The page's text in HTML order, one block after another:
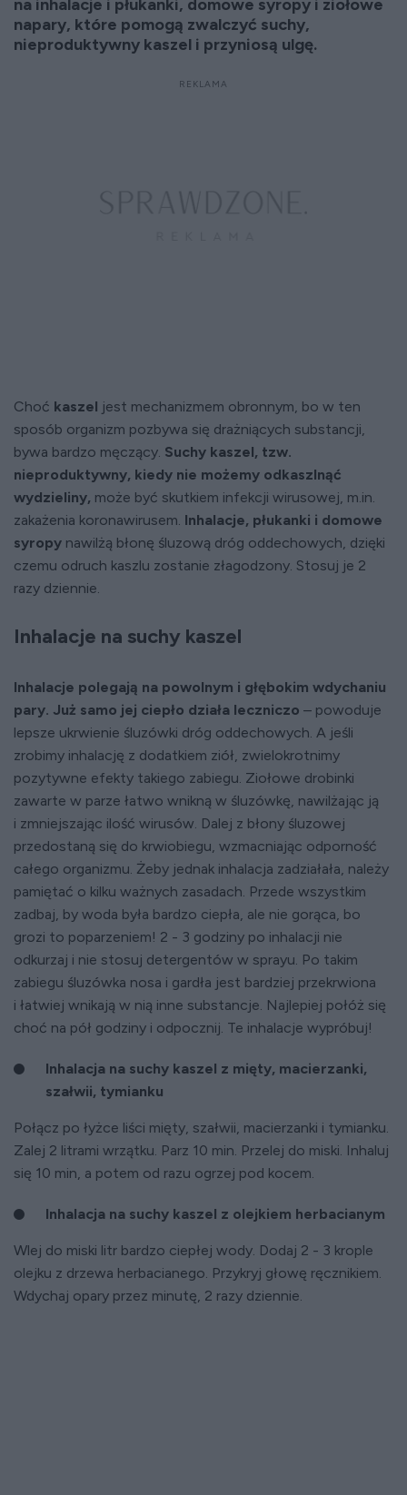
na inhalacje i płukanki, domowe syropy i ziołowe
napary, które pomogą zwalczyć suchy,
nieproduktywny kaszel i przyniosą ulgę.
Choć kaszel jest mechanizmem obronnym, bo w ten
sposób organizm pozbywa się drażniących substancji,
bywa bardzo męczący. Suchy kaszel, tzw.
nieproduktywny, kiedy nie możemy odkaszlnąć
wydzieliny, może być skutkiem infekcji wirusowej, m.in.
zakażenia koronawirusem. Inhalacje, płukanki i domowe
syropy nawilżą błonę śluzową dróg oddechowych, dzięki
czemu odruch kaszlu zostanie złagodzony. Stosuj je 2
razy dziennie.
Inhalacje na suchy kaszel
Inhalacje polegają na powolnym i głębokim wdychaniu
pary. Już samo jej ciepło działa leczniczo – powoduje
lepsze ukrwienie śluzówki dróg oddechowych. A jeśli
zrobimy inhalację z dodatkiem ziół, zwielokrotnimy
pozytywne efekty takiego zabiegu. Ziołowe drobinki
zawarte w parze łatwo wnikną w śluzówkę, nawilżając ją
i zmniejszając ilość wirusów. Dalej z błony śluzowej
przedostaną się do krwiobiegu, wzmacniając odporność
całego organizmu. Żeby jednak inhalacja zadziałała, należy
pamiętać o kilku ważnych zasadach. Przede wszystkim
zadbaj, by woda była bardzo ciepła, ale nie gorąca, bo
grozi to poparzeniem! 2 - 3 godziny po inhalacji nie
odkurzaj i nie stosuj detergentów w sprayu. Po takim
zabiegu śluzówka nosa i gardła jest bardziej przekrwiona
i łatwiej wnikają w nią inne substancje. Najlepiej połóż się
choć na pół godziny i odpocznij. Te inhalacje wypróbuj!
Inhalacja na suchy kaszel z mięty, macierzanki,
szałwii, tymianku
Połącz po łyżce liści mięty, szałwii, macierzanki i tymianku.
Zalej 2 litrami wrzątku. Parz 10 min. Przelej do miski. Inhaluj
się 10 min, a potem od razu ogrzej pod kocem.
Inhalacja na suchy kaszel z olejkiem herbacianym
Wlej do miski litr bardzo ciepłej wody. Dodaj 2 - 3 krople
olejku z drzewa herbacianego. Przykryj głowę ręcznikiem.
Wdychaj opary przez minutę, 2 razy dziennie.